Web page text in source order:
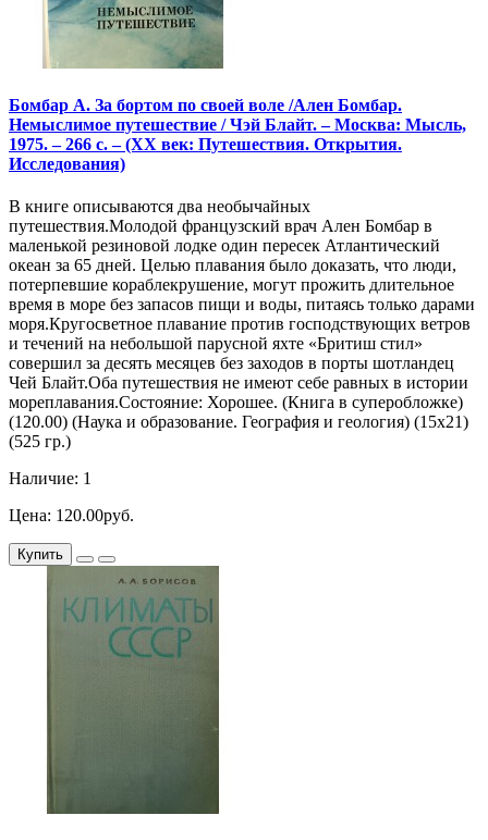
Бомбар А. За бортом по своей воле /Ален Бомбар.
Немыслимое путешествие / Чэй Блайт. – Москва: Мысль,
1975. – 266 с. – (XX век: Путешествия. Открытия.
Исследования)
В книге описываются два необычайных
путешествия.Молодой французский врач Ален Бомбар в
маленькой резиновой лодке один пересек Атлантический
океан за 65 дней. Целью плавания было доказать, что люди,
потерпевшие кораблекрушение, могут прожить длительное
время в море без запасов пищи и воды, питаясь только дарами
моря.Кругосветное плавание против господствующих ветров
и течений на небольшой парусной яхте «Бритиш стил»
совершил за десять месяцев без заходов в порты шотландец
Чей Блайт.Оба путешествия не имеют себе равных в истории
мореплавания.Состояние: Хорошее. (Книга в суперобложке)
(120.00) (Наука и образование. География и геология) (15х21)
(525 гр.)
Наличие: 1
Цена: 120.00руб.
Купить